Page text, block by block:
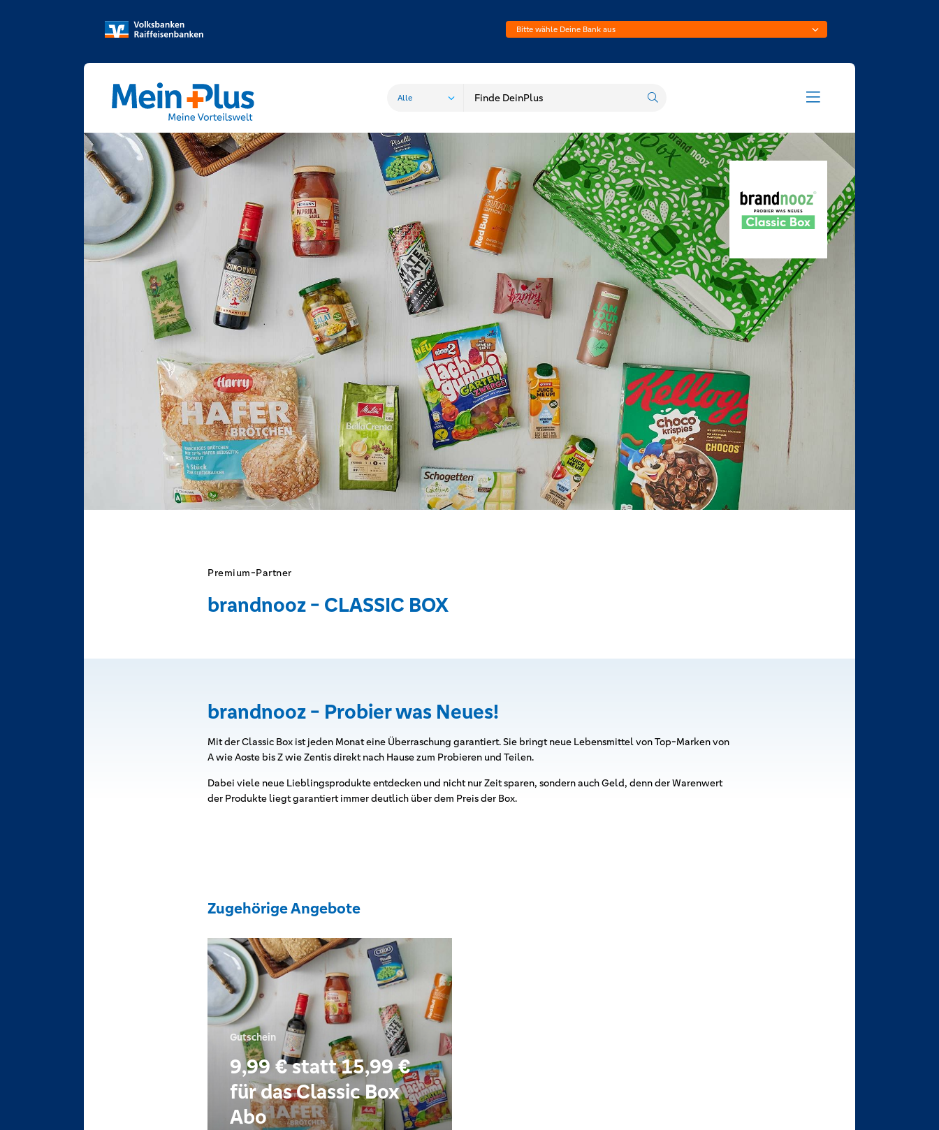
Bitte wähle Deine Bank aus
Premium-Partner
brandnooz - CLASSIC BOX
brandnooz - Probier was Neues!
Mit der Classic Box ist jeden Monat eine Überraschung garantiert. Sie bringt neue Lebensmittel von Top-Marken von
A wie Aoste bis Z wie Zentis direkt nach Hause zum Probieren und Teilen.
Dabei viele neue Lieblingsprodukte entdecken und nicht nur Zeit sparen, sondern auch Geld, denn der Warenwert
der Produkte liegt garantiert immer deutlich über dem Preis der Box.
Zugehörige Angebote
Gutschein
9,99 € statt 15,99 €
für das Classic Box
Abo